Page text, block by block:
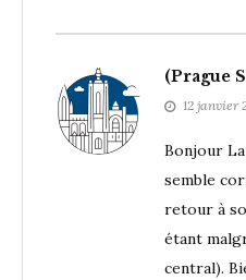
(Prague
12 janvier
Bonjour
semble
retour à
étant
central).